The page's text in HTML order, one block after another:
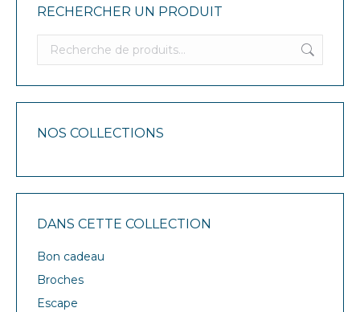
RECHERCHER UN PRODUIT
NOS COLLECTIONS
DANS CETTE COLLECTION
Bon cadeau
Broches
Escape